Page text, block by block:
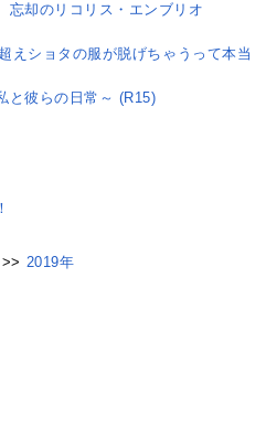
却のリコリス・エンブリオ
えショタの服が脱げちゃうって本当
と彼らの日常～ (R15)
>> 2019年